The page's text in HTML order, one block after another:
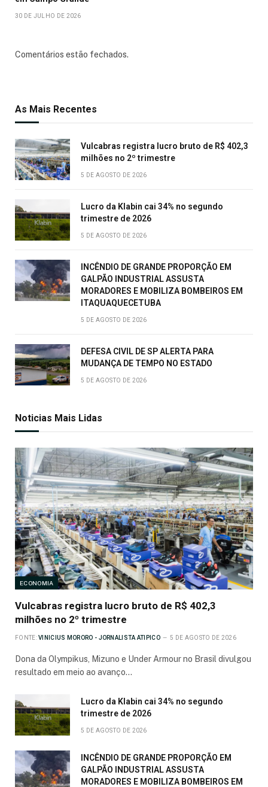
30 DE JULHO DE 2026
Comentários estão fechados.
As Mais Recentes
Vulcabras registra lucro bruto de R$ 402,3
milhões no 2º trimestre
5 DE AGOSTO DE 2026
Lucro da Klabin cai 34% no segundo
trimestre de 2026
5 DE AGOSTO DE 2026
INCÊNDIO DE GRANDE PROPORÇÃO EM
GALPÃO INDUSTRIAL ASSUSTA
MORADORES E MOBILIZA BOMBEIROS EM
ITAQUAQUECETUBA
5 DE AGOSTO DE 2026
DEFESA CIVIL DE SP ALERTA PARA
MUDANÇA DE TEMPO NO ESTADO
5 DE AGOSTO DE 2026
Noticias Mais Lidas
ECONOMIA
Vulcabras registra lucro bruto de R$ 402,3
milhões no 2º trimestre
FONTE: VINICIUS MORORO - JORNALISTA ATIPICO 5 DE AGOSTO DE 2026
Dona da Olympikus, Mizuno e Under Armour no Brasil divulgou
resultado em meio ao avanço…
Lucro da Klabin cai 34% no segundo
trimestre de 2026
5 DE AGOSTO DE 2026
INCÊNDIO DE GRANDE PROPORÇÃO EM
GALPÃO INDUSTRIAL ASSUSTA
MORADORES E MOBILIZA BOMBEIROS EM